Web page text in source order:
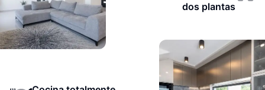
dos plantas